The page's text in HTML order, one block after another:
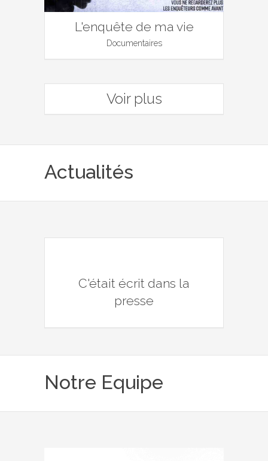
L'enquête de ma vie
Documentaires
Voir plus
Actualités
C'était écrit dans la
presse
Notre Equipe